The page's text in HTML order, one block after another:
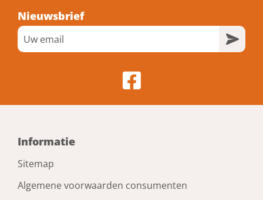
Keurmerken
Veiligheid
Din Links
Bewerking
Topcoat
Lengte (schroef)
Nieuwsbrief
Informatie
Sitemap
Algemene voorwaarden consumenten